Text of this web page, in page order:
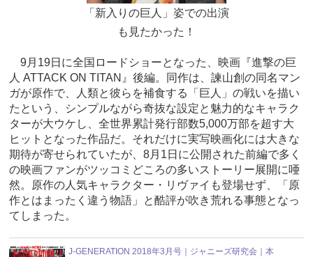
「新入りの巨人」姿での出演
も見たかった！
9月19日に全国ロードショーとなった、映画『進撃の巨
人 ATTACK ON TITAN』後編。同作は、諫山創の同名マン
ガが原作で、人類と彼らを補食する「巨人」の戦いを描い
たという、シンプルながら奇抜な設定と魅力的なキャラク
ターが大ウケし、全世界累計発行部数5,000万部を超す大
ヒットとなった作品だ。それだけに実写映画化には大きな
期待が寄せられていたが、8月1日に公開された前編で多く
の映画ファンがツッコミどころの多いストーリー展開に唖
然。原作の人気キャラクター・リヴァイも登場せず、「原
作とはまったく違う物語」と酷評が吹き荒れる事態となっ
てしまった。
J-GENERATION 2018年3月号｜ジャニーズ研究会｜本